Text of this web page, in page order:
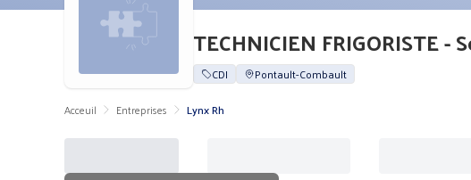
TECHNICIEN FRIGORISTE
CDI
Pontault-Combault
Acceuil
Entreprises Lynx Rh